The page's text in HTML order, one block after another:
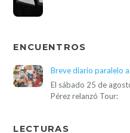
ENCUENTROS
Breve diario paralelo
El sábado 25 de
Pérez relanzó Tour:
LECTURAS